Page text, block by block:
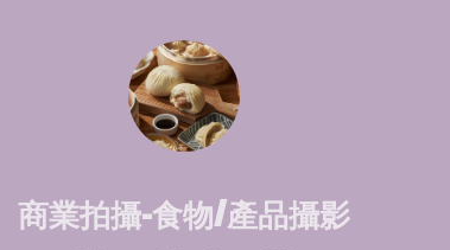
商業拍攝-食物/產品攝影